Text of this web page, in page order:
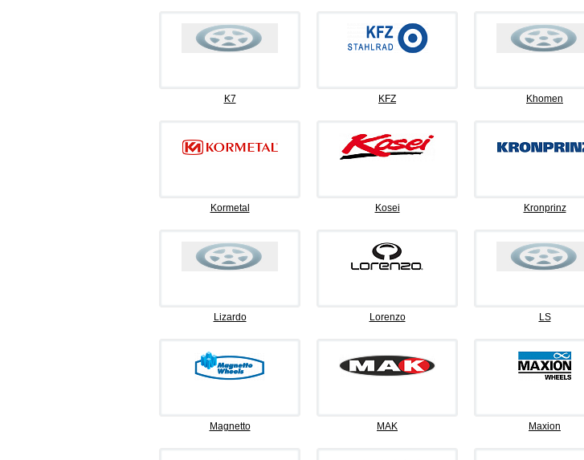
K7 KFZ Khomen
Kormetal Kosei Kronprinz
Lizardo Lorenzo LS
Magnetto MAK Maxion